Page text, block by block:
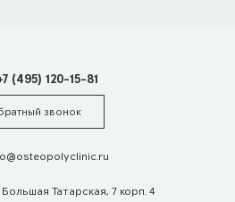
(495) 120-15-81
звонок
Татарская, 7 корп. 4